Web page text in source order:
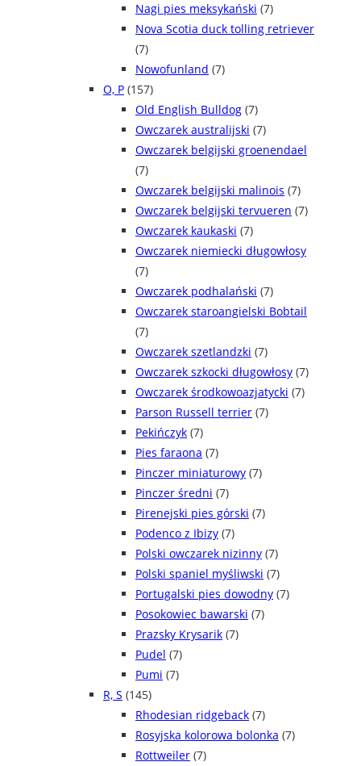
Nagi pies meksykański (7)
Nova Scotia duck tolling retriever
(7)
Nowofunland (7)
O, P (157)
Old English Bulldog (7)
Owczarek australijski (7)
Owczarek belgijski groenendael
(7)
Owczarek belgijski malinois (7)
Owczarek belgijski tervueren (7)
Owczarek kaukaski (7)
Owczarek niemiecki długowłosy
(7)
Owczarek podhalański (7)
Owczarek staroangielski Bobtail
(7)
Owczarek szetlandzki (7)
Owczarek szkocki długowłosy (7)
Owczarek środkowoazjatycki (7)
Parson Russell terrier (7)
Pekińczyk (7)
Pies faraona (7)
Pinczer miniaturowy (7)
Pinczer średni (7)
Pirenejski pies górski (7)
Podenco z Ibizy (7)
Polski owczarek nizinny (7)
Polski spaniel myśliwski (7)
Portugalski pies dowodny (7)
Posokowiec bawarski (7)
Prazsky Krysarik (7)
Pudel (7)
Pumi (7)
R, S (145)
Rhodesian ridgeback (7)
Rosyjska kolorowa bolonka (7)
Rottweiler (7)